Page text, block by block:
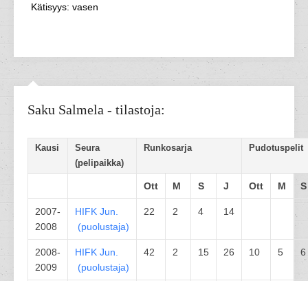
Kätisyys: vasen
Saku Salmela - tilastoja:
Kausi
Seura
(pelipaikka)
Runkosarja Pudotuspelit
Ott M S J Ott M S
2007-
2008
HIFK Jun.
(puolustaja)
22 2 4 14
2008-
2009
HIFK Jun.
(puolustaja)
42 2 15 26 10 5 6